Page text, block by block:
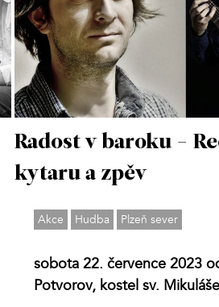
Radost v baroku -
kytaru a zpěv
Akce Hudba Plzeň sever
sobota 22. července 2023
Potvorov, kostel sv. Mikuláše